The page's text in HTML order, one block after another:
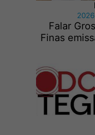
Falar
Finas